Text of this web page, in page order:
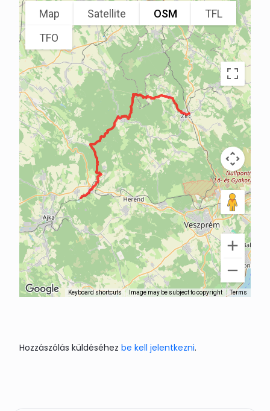
Map Satellite OSM
TFL
TFO
Keyboard shortcuts Image may be subject to copyright Terms
Hozzászólás küldéséhez be kell jelentkezni.